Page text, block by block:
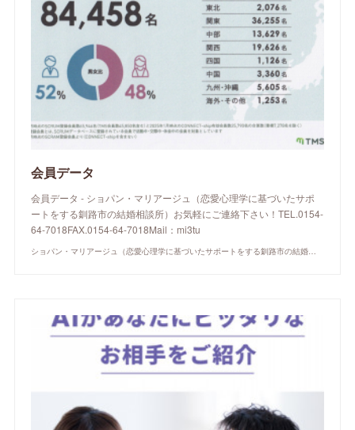
会員データ
会員データ - ショパン・マリアージュ（恋愛心理学に基づいたサポ
ートをする釧路市の結婚相談所）お気軽にご連絡下さい！TEL.0154-
64-7018FAX.0154-64-7018Mail：mi3tu